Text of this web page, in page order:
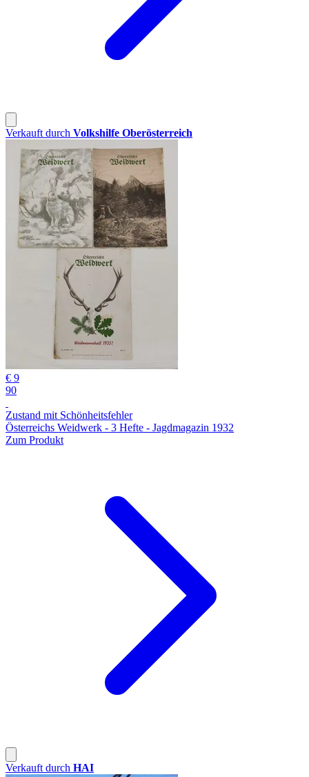
Verkauft durch Volkshilfe Oberösterreich
€ 9
90
Zustand mit Schönheitsfehler
Österreichs Weidwerk - 3 Hefte - Jagdmagazin 1932
Zum Produkt
Verkauft durch HAI